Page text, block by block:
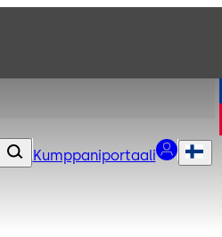
Kumppaniportaali